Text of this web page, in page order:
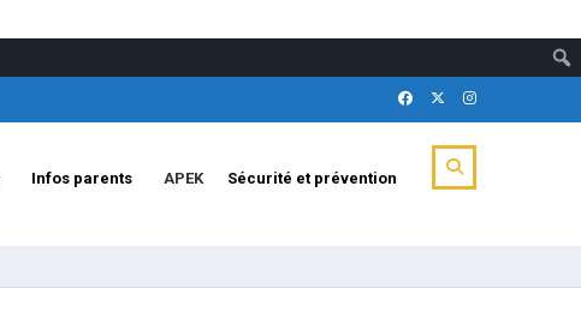
Infos parents APEK Sécurité et prévention